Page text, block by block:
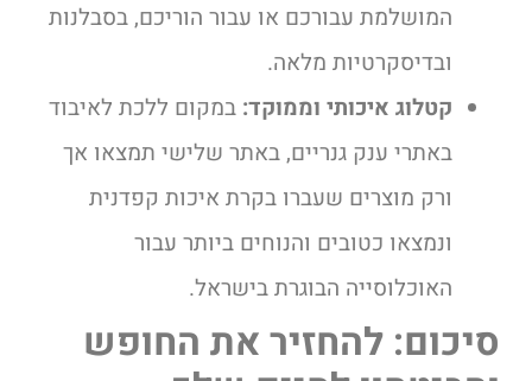
המושלמת עבורכם או עבור הוריכם, בסבלנות
ובדיסקרטיות מלאה.
קטלוג איכותי וממוקד: במקום ללכת לאיבוד
באתרי ענק גנריים, באתר שלישי תמצאו אך
ורק מוצרים שעברו בקרת איכות קפדנית
ונמצאו כטובים והנוחים ביותר עבור
האוכלוסייה הבוגרת בישראל.
סיכום: להחזיר את החופש